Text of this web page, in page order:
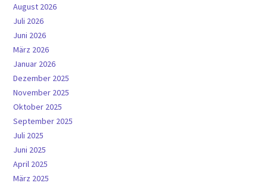
August 2026
Juli 2026
Juni 2026
März 2026
Januar 2026
Dezember 2025
November 2025
Oktober 2025
September 2025
Juli 2025
Juni 2025
April 2025
März 2025